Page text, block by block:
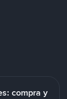
compra y